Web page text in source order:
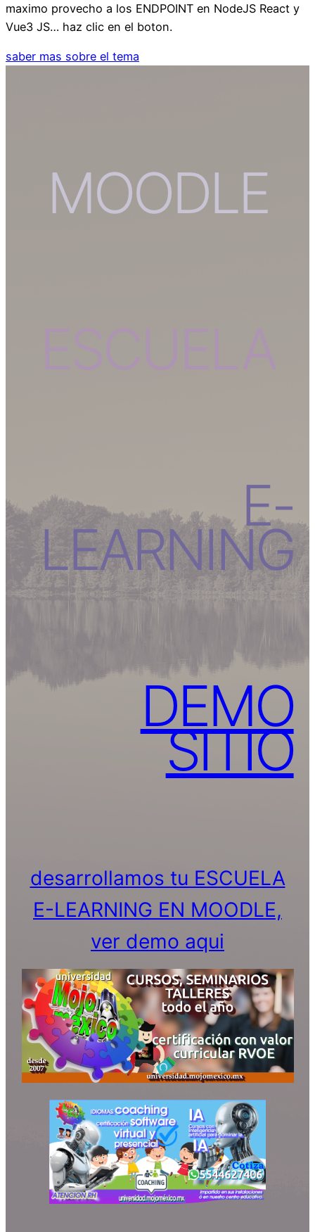
maximo provecho a los ENDPOINT en NodeJS React y
Vue3 JS… haz clic en el boton.
saber mas sobre el tema
MOODLE
ESCUELA
E-
LEARNING
DEMO
SITIO
desarrollamos tu ESCUELA
E-LEARNING EN MOODLE,
ver demo aqui